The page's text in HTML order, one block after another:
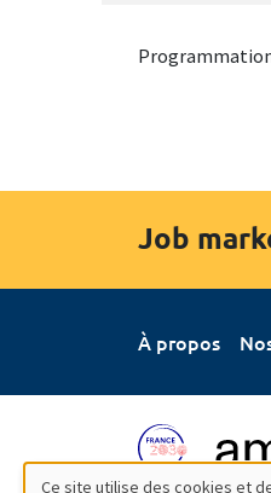
Job
À propos
Ce site utilise des cookies et